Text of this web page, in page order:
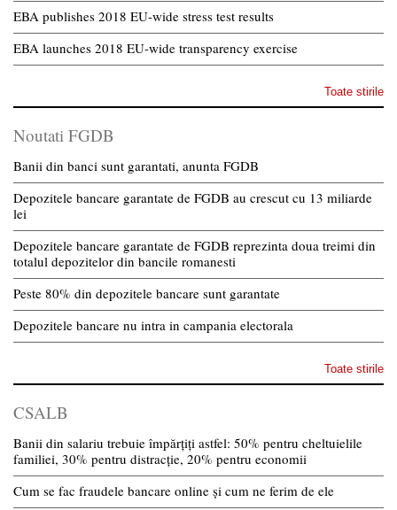
EBA publishes 2018 EU-wide stress test results
EBA launches 2018 EU-wide transparency exercise
Toate stirile
Noutati FGDB
Banii din banci sunt garantati, anunta FGDB
Depozitele bancare garantate de FGDB au crescut cu 13 miliarde
lei
Depozitele bancare garantate de FGDB reprezinta doua treimi din
totalul depozitelor din bancile romanesti
Peste 80% din depozitele bancare sunt garantate
Depozitele bancare nu intra in campania electorala
Toate stirile
CSALB
Banii din salariu trebuie împărțiți astfel: 50% pentru cheltuielile
familiei, 30% pentru distracție, 20% pentru economii
Cum se fac fraudele bancare online și cum ne ferim de ele